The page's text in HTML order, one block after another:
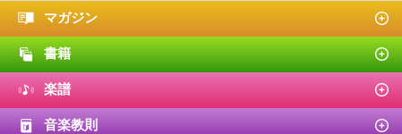
マガジン
書籍
楽譜
音楽教則